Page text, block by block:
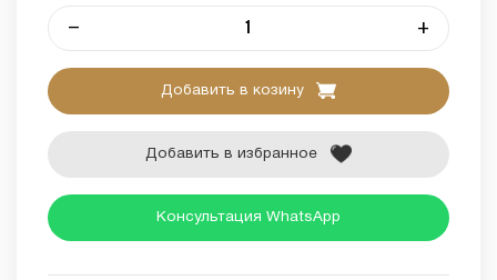
– +
Добавить в козину
Добавить в избранное
Консультация WhatsApp